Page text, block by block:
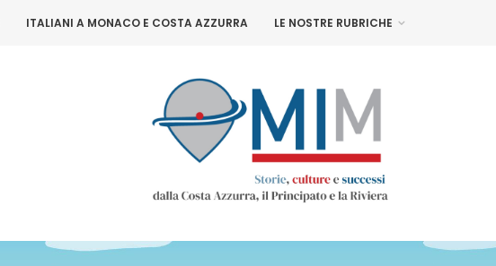
ITALIANI A MONACO E COSTA AZZURRA LE NOSTRE RUBRICHE